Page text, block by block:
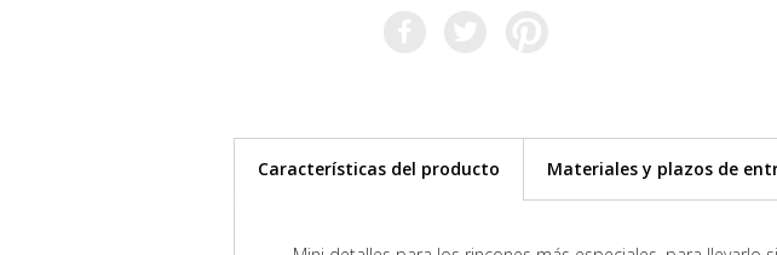
Característicasdel producto Materiales y plazos de